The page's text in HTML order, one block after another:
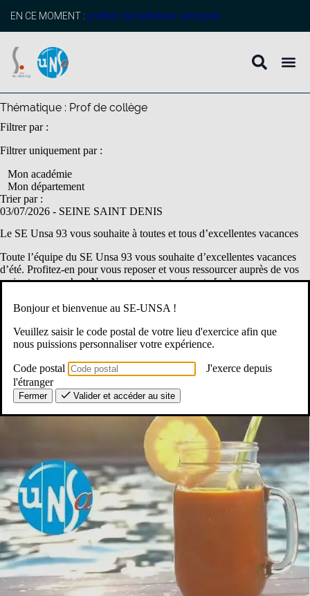
principal
EN CE MOMENT : profitez de l’adhésion anticipée
Thématique : Prof de collège
Filtrer par :
Filtrer uniquement par :
Mon académie
Mon département
Trier par :
03/07/2026 - SEINE SAINT DENIS
Le SE Unsa 93 vous souhaite à toutes et tous d’excellentes vacances
Toute l’équipe du SE Unsa 93 vous souhaite d’excellentes vacances
d’été. Profitez-en pour vous reposer et vous ressourcer auprès de vos
amis et vos proches. Nous restons à votre écoute […]
1er degré2d degréProf d'EPSProf de collège
professeur des écoles
Bonjour et bienvenue au SE-UNSA !
Veuillez saisir le code postal de votre lieu d'exercice afin que
nous puissions personnaliser votre expérience.
Code postal
J'exerce depuis
l'étranger
Fermer Valider et accéder au site